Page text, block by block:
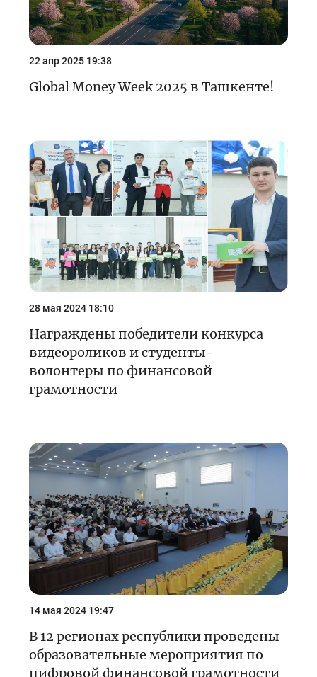
22 апр 2025 19:38
Global Money Week 2025 в Ташкенте!
28 мая 2024 18:10
Награждены победители конкурса
видеороликов и студенты-
волонтеры по финансовой
грамотности
14 мая 2024 19:47
В 12 регионах республики проведены
образовательные мероприятия по
цифровой финансовой грамотности